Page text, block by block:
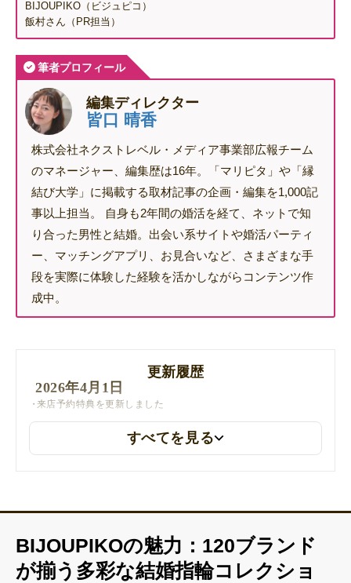
BIJOUPIKO（ビジュピコ）
飯村さん（PR担当）
筆者プロフィール
編集ディレクター
皆口 晴香
株式会社ネクストレベル・メディア事業部広報チーム
のマネージャー、編集歴は16年。「マリピタ」や「縁
結び大学」に掲載する取材記事の企画・編集を1,000記
事以上担当。 自身も2年間の婚活を経て、ネットで知
り合った男性と結婚。出会い系サイトや婚活パーティ
ー、マッチングアプリ、お見合いなど、さまざまな手
段を実際に体験した経験を活かしながらコンテンツ作
成中。
更新履歴
2026年4月1日
来店予約特典を更新しました
すべてを見る
BIJOUPIKOの魅力：120ブランド
が揃う多彩な結婚指輪コレクショ